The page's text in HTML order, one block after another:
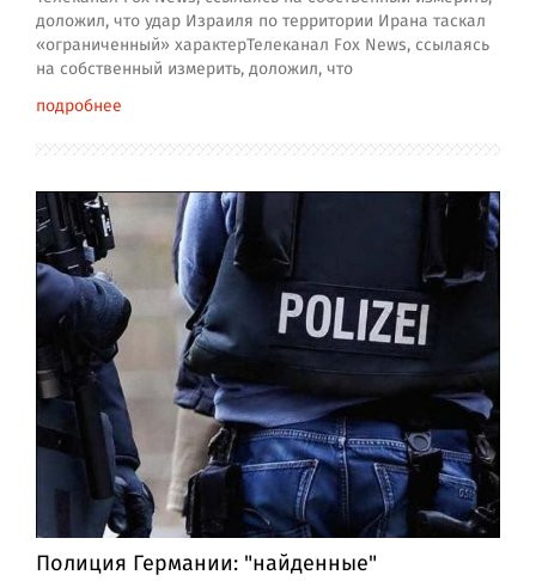
доложил, что удар Израиля по территории Ирана таскал
«ограниченный» характерТелеканал Fox News, ссылаясь
на собственный измерить, доложил, что
подробнее
Полиция Германии: "найденные"